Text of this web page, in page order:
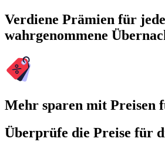
Verdiene Prämien für jede
wahrgenommene
Mehr sparen mit Preisen
Überprüfe die Preise für